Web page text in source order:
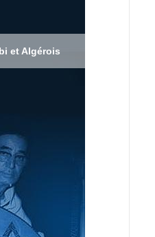
et Algérois